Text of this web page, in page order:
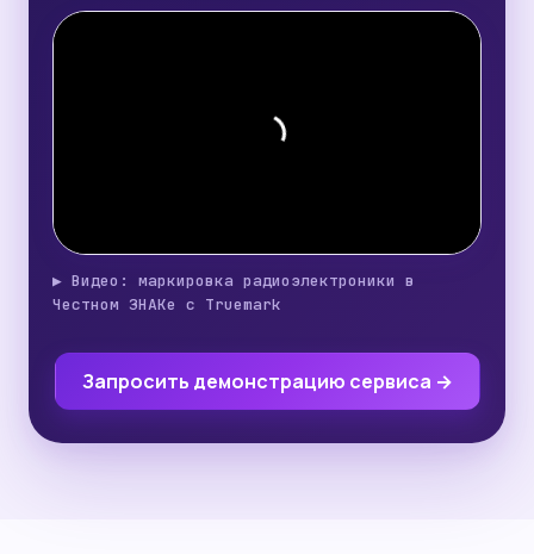
▶ Видео: маркировка радиоэлектроники в
Честном ЗНАКе с Truemark
Запросить демонстрацию сервиса →